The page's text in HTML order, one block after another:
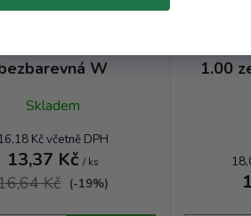
Geradehals - 1.00
W
Skladem
Kč včetně DPH
13,37 Kč/ ks
Kč (-19%)
Láhev
1.00